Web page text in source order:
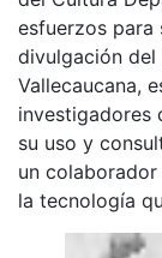
esfuerzos para
divulgación del
Vallecaucana,
investigadores
su uso y
un
la tecnología